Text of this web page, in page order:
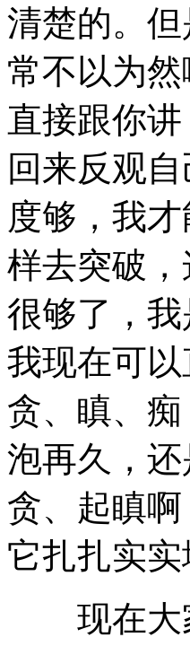
清楚的。
常不以为
直接跟你
回来反观
度够，我
样去突破
很够了，
我现在可
贪、瞋、
泡再久，
贪、起瞋
它扎扎实实
现在大家